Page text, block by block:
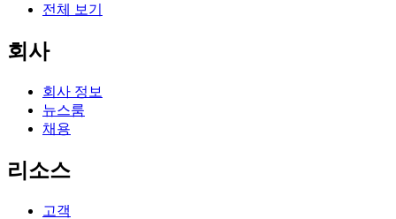
전체 보기
회사
회사 정보
뉴스룸
채용
리소스
고객